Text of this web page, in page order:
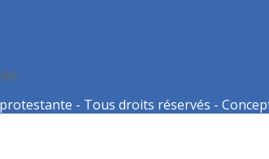
- Tous droits réservés -